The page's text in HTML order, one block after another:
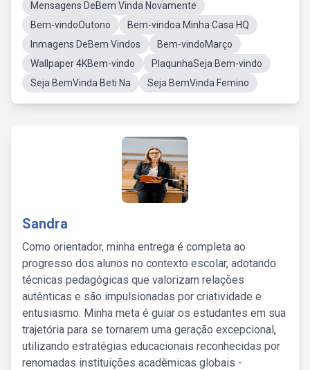
Mensagens DeBem Vinda Novamente
Bem-vindoOutono
Bem-vindoa Minha Casa HQ
Inmagens DeBem Vindos
Bem-vindoMarço
Wallpaper 4KBem-vindo
PlaqunhaSeja Bem-vindo
Seja BemVinda Beti Na
Seja BemVinda Femino
Sandra
Como orientador, minha entrega é completa ao
progresso dos alunos no contexto escolar, adotando
técnicas pedagógicas que valorizam relações
autênticas e são impulsionadas por criatividade e
entusiasmo. Minha meta é guiar os estudantes em sua
trajetória para se tornarem uma geração excepcional,
utilizando estratégias educacionais reconhecidas por
renomadas instituições acadêmicas globais -